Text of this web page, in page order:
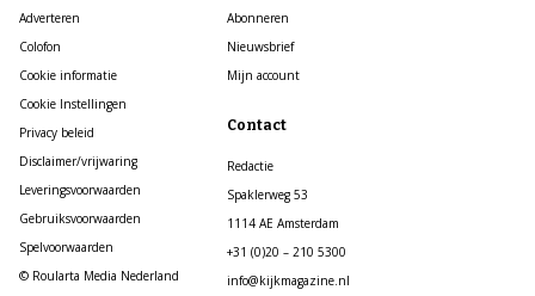
Adverteren
Colofon
Cookie informatie
Cookie Instellingen
Privacy beleid
Disclaimer/vrijwaring
Leveringsvoorwaarden
Gebruiksvoorwaarden
Spelvoorwaarden
© Roularta Media Nederland
Abonneren
Nieuwsbrief
Mijn account
Contact
Redactie
Spaklerweg 53
1114 AE Amsterdam
+31 (0)20 – 210 5300
info@kijkmagazine.nl